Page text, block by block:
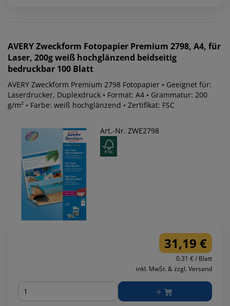
AVERY Zweckform Fotopapier Premium 2798, A4, für
Laser, 200g weiß hochglänzend beidseitig
bedruckbar 100 Blatt
AVERY Zweckform Premium 2798 Fotopapier • Geeignet für:
Laserdrucker, Duplexdruck • Format: A4 • Grammatur: 200
g/m² • Farbe: weiß hochglänzend • Zertifikat: FSC
Art.-Nr. ZWE2798
31,19 €
0.31 € / Blatt
inkl. MwSt. & zzgl. Versand
Menge